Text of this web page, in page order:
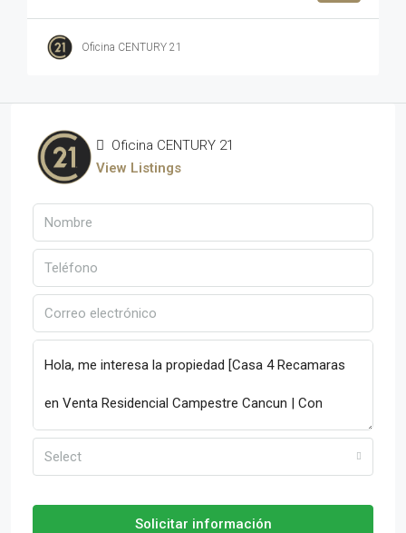
Oficina CENTURY 21
Oficina CENTURY 21
View Listings
Select
Solicitar información